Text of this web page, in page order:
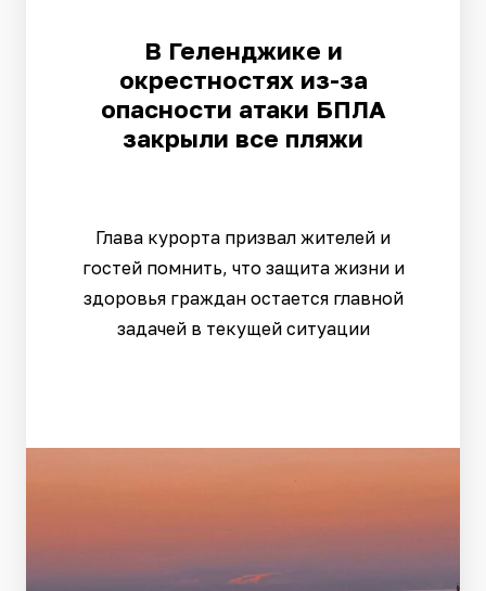
В Геленджике и
окрестностях из-за
опасности атаки БПЛА
закрыли все пляжи
Глава курорта призвал жителей и
гостей помнить, что защита жизни и
здоровья граждан остается главной
задачей в текущей ситуации